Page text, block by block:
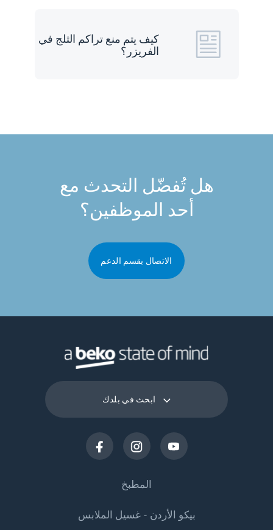
كيف يتم منع تراكم الثلج في
الفريزر؟
هل تُفضّل التحدث مع
أحد الموظفين؟
الاتصال بقسم الدعم
ابحث في بلدك
المطبخ
التبريد
بيكو الأردن - غسيل الملابس